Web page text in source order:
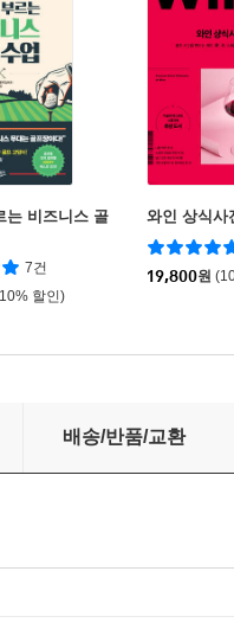
는 비즈니스 골
7건
할인)
와인 상식사
19,800원
배송/반품/교환